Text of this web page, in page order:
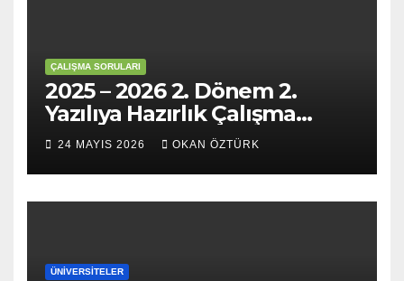
ÇALIŞMA SORULARI
2025 – 2026 2. Dönem 2.
Yazılıya Hazırlık Çalışma
Soruları
24 MAYIS 2026 OKAN ÖZTÜRK
ÜNIVERSITELER